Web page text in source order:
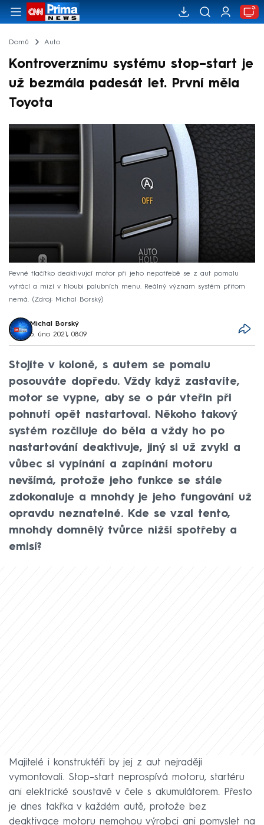
Domů Auto
Kontroverznímu systému stop–start je
už bezmála padesát let. První měla
Toyota
Pevné tlačítko deaktivujcí motor při jeho nepotřebě se z aut pomalu
vytrácí a mizí v hloubi palubních menu. Reálný význam systém přitom
nemá.
Zdroj: Michal Borský
Michal Borský
6. úno 2021, 08:09
Stojíte v koloně, s autem se pomalu
posouváte dopředu. Vždy když zastavíte,
motor se vypne, aby se o pár vteřin při
pohnutí opět nastartoval. Někoho takový
systém rozčiluje do běla a vždy ho po
nastartování deaktivuje, jiný si už zvykl a
vůbec si vypínání a zapínání motoru
nevšímá, protože jeho funkce se stále
zdokonaluje a mnohdy je jeho fungování už
opravdu neznatelné. Kde se vzal tento,
mnohdy domnělý tvůrce nižší spotřeby a
emisí?
Majitelé i konstruktéři by jej z aut nejraději
vymontovali. Stop–start neprospívá motoru, startéru
ani elektrické soustavě v čele s akumulátorem. Přesto
je dnes takřka v každém autě, protože bez
deaktivace motoru nemohou výrobci ani pomyslet na